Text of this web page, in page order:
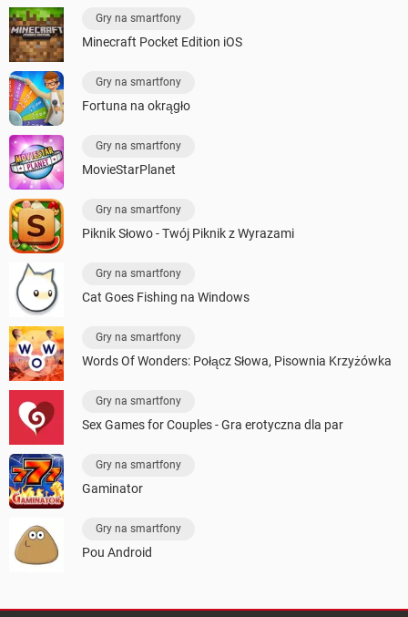
Gry na smartfony
Minecraft Pocket Edition iOS
Gry na smartfony
Fortuna na okrągło
Gry na smartfony
MovieStarPlanet
Gry na smartfony
Piknik Słowo - Twój Piknik z Wyrazami
Gry na smartfony
Cat Goes Fishing na Windows
Gry na smartfony
Words Of Wonders: Połącz Słowa, Pisownia Krzyżówka
Gry na smartfony
Sex Games for Couples - Gra erotyczna dla par
Gry na smartfony
Gaminator
Gry na smartfony
Pou Android